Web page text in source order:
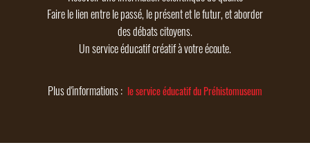
Faire le lien entre le passé, le présent et le futur, et aborder
des débats citoyens.
Un service éducatif créatif à votre écoute.
Plus d'informations : le service éducatif du Préhistomuseum